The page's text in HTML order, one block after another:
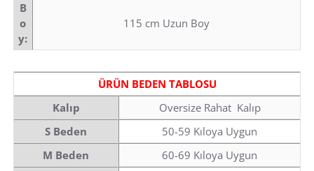
B
o
y:
115 cm Uzun Boy
ÜRÜN BEDEN TABLOSU
Kalıp
Oversize Rahat Kalıp
S Beden
50-59 Kıloya Uygun
M Beden
60-69 Kıloya Uygun